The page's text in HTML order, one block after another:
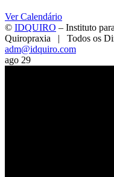
Ver Calendário
© IDQUIRO – Instituto
Quiropraxia | Todos os
adm@idquiro.com
Facebook
Instagram
X
LinkedIn
E-
Toggle
ago 29